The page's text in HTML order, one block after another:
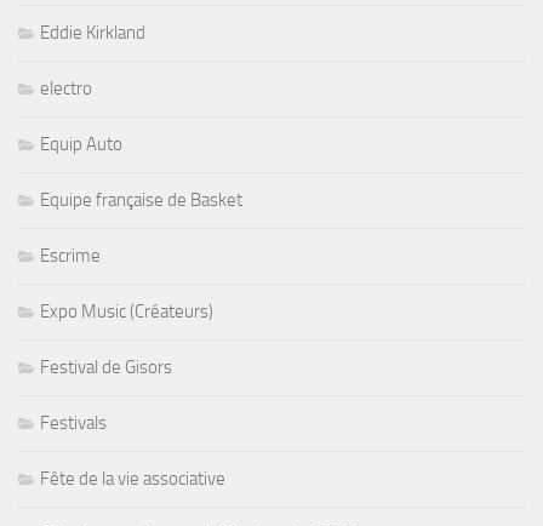
Eddie Kirkland
electro
Equip Auto
Equipe française de Basket
Escrime
Expo Music (Créateurs)
Festival de Gisors
Festivals
Fête de la vie associative